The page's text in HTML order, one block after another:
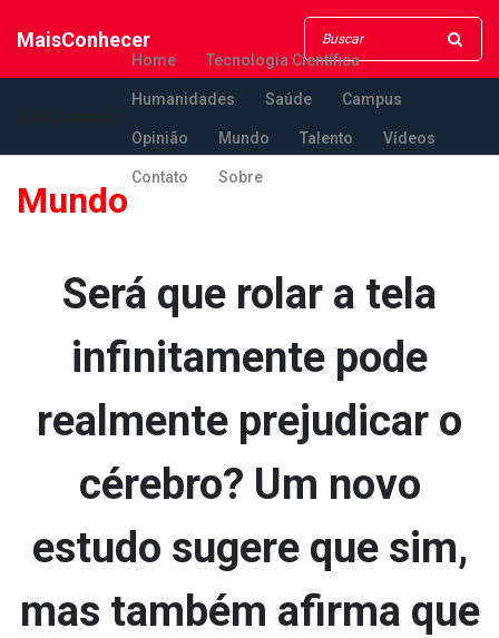
MaisConhecer
Home Tecnologia Científica
Humanidades Saúde Campus
Opinião Mundo Talento Vídeos
Contato Sobre
Mundo
Será que rolar a tela
infinitamente pode
realmente prejudicar o
cérebro? Um novo
estudo sugere que sim,
mas também afirma que